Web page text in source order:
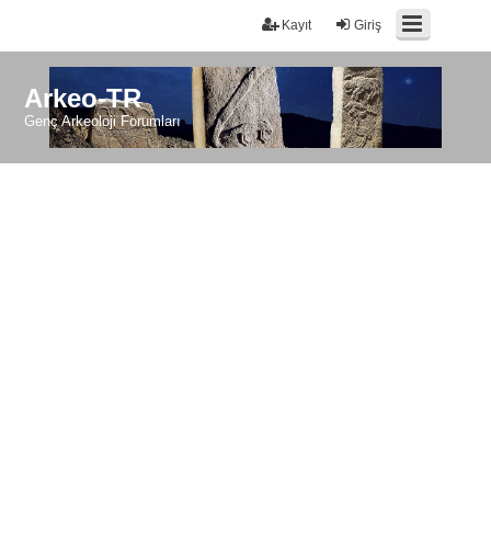
Giriş
Kayıt
Arkeo-TR
Genç Arkeoloji Forumları